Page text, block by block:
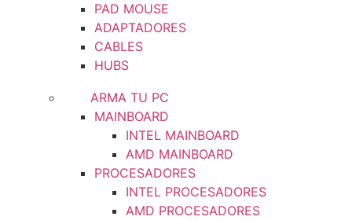
PAD MOUSE
ADAPTADORES
CABLES
HUBS
ARMA TU PC
MAINBOARD
INTEL MAINBOARD
AMD MAINBOARD
PROCESADORES
INTEL PROCESADORES
AMD PROCESADORES